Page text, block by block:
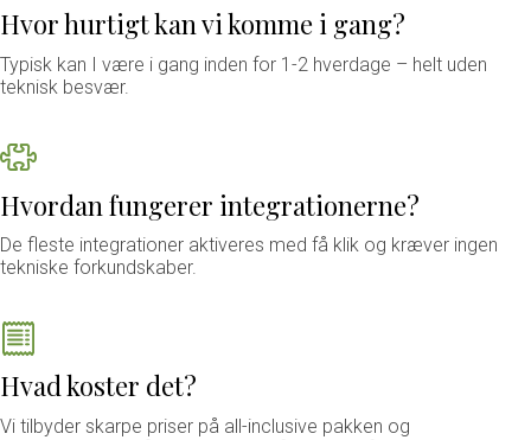
Hvor hurtigt kan vi komme i gang?
Typisk kan I være i gang inden for 1-2 hverdage – helt uden
teknisk besvær.
Hvordan fungerer integrationerne?
De fleste integrationer aktiveres med få klik og kræver ingen
tekniske forkundskaber.
Hvad koster det?
Vi tilbyder skarpe priser på all-inclusive pakken og